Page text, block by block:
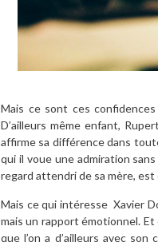
Mais ce sont ces
D’ailleurs même enfant,
affirme sa différence dans
qui il voue une admiration
regard attendri de sa mère,
Mais ce qui intéresse Xavier
mais un rapport émotionnel.
que l’on a d’ailleurs avec